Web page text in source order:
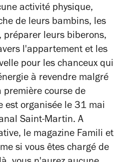
activité physique,
de leurs bambins, les
préparer leurs biberons,
l'appartement et les
pour les chanceux qui
à revendre malgré
première course de
est organisée le 31 mai
Saint-Martin. A
le magazine Famili et
si vous êtes chargé de